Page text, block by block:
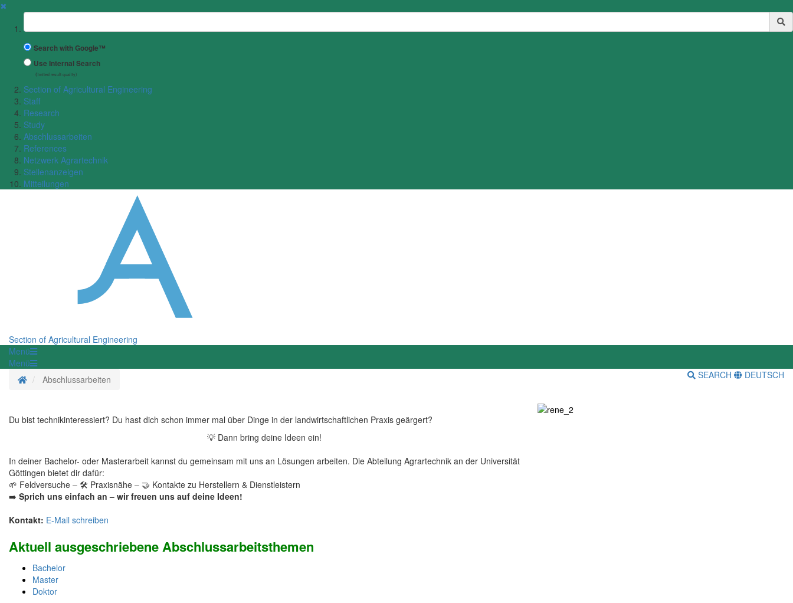
✖
Suchbegriff
Search with Google™
Use Internal Search
(limited result quality)
Section of Agricultural Engineering
Staff
Research
Study
Abschlussarbeiten
References
Netzwerk Agrartechnik
Stellenanzeigen
Mitteilungen
Section of Agricultural Engineering
Menü
Menü
Homepage
Abschlussarbeiten SEARCH DEUTSCH
Du bist technikinteressiert? Du hast dich schon immer mal über Dinge in der landwirtschaftlichen Praxis geärgert?
💡 Dann bring deine Ideen ein!
In deiner Bachelor- oder Masterarbeit kannst du gemeinsam mit uns an Lösungen arbeiten. Die Abteilung Agrartechnik an der Universität
Göttingen bietet dir dafür:
🌱 Feldversuche – 🛠 Praxisnähe – 🤝 Kontakte zu Herstellern & Dienstleistern
➡️ Sprich uns einfach an – wir freuen uns auf deine Ideen!
Kontakt: E-Mail schreiben
Aktuell ausgeschriebene Abschlussarbeitsthemen
Bachelor
Master
Doktor